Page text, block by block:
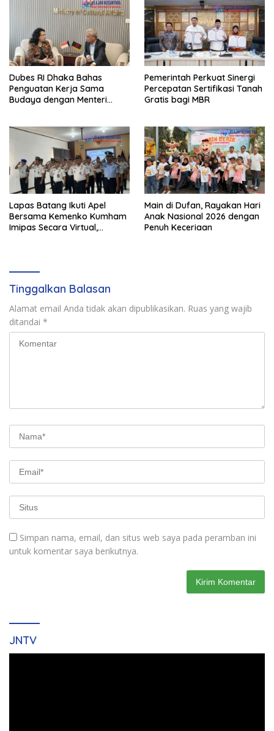
Dubes RI Dhaka Bahas
Penguatan Kerja Sama
Budaya dengan Menteri
Pemerintah Perkuat Sinergi
Percepatan Sertifikasi Tanah
Gratis bagi MBR
Lapas Batang Ikuti Apel
Bersama Kemenko Kumham
Imipas Secara Virtual,
Main di Dufan, Rayakan Hari
Anak Nasional 2026 dengan
Penuh Keceriaan
Tinggalkan Balasan
Alamat email Anda tidak akan dipublikasikan. Ruas yang wajib
ditandai *
Simpan nama, email, dan situs web saya pada peramban ini
untuk komentar saya berikutnya.
JNTV